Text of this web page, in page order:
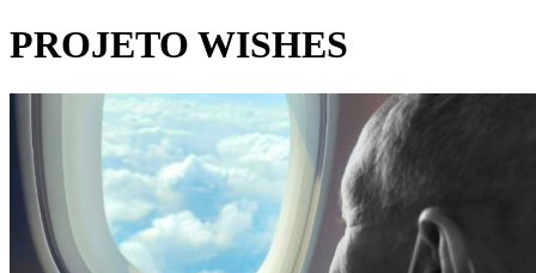
PROJETO WISHES